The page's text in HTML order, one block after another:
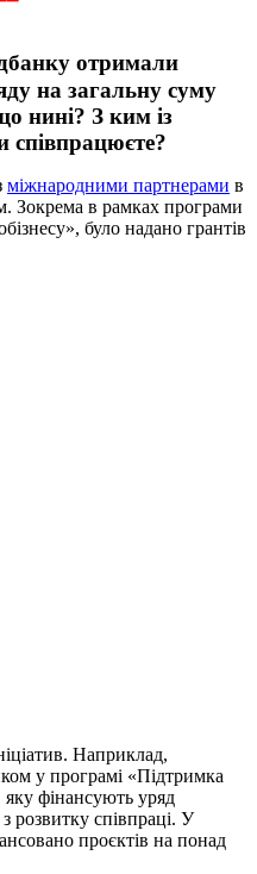
отримали
на загальну суму
нині? З ким із
співпрацюєте?
міжнародними партнерами в
Зокрема в рамках програми
було надано грантів
Наприклад,
у програмі «Підтримка
яку фінансують уряд
розвитку співпраці. У
проєктів на понад